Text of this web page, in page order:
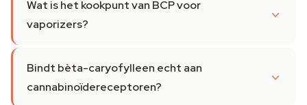
Wat is het kookpunt van BCP voor
vaporizers?
Bindt bèta-caryofylleen echt aan
cannabinoïdereceptoren?